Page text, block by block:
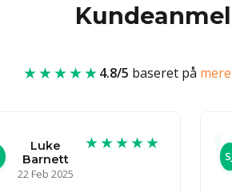
★★★★★4.8/5 baseret på
Luke
Barnett
22 Feb 2025
★★★★★